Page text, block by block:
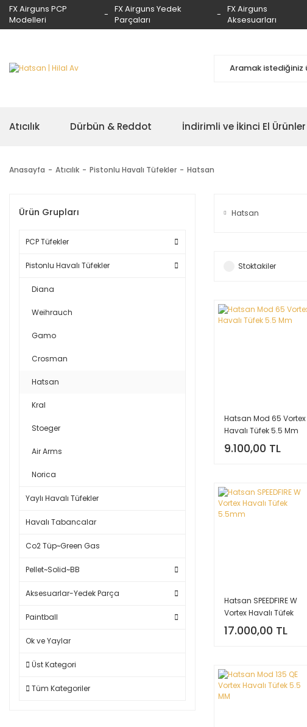
FX Airguns PCP
Modelleri
FX Airguns Yedek
Parçaları
FX Airguns
Aksesuarları
Atıcılık Dürbün & Reddot İndirimli ve İkinci El Ürünler
Anasayfa Atıcılık Pistonlu Havalı Tüfekler Hatsan
Ürün Grupları
PCP Tüfekler
Pistonlu Havalı Tüfekler
Diana
Weihrauch
Gamo
Crosman
Hatsan
Kral
Stoeger
Air Arms
Norica
Yaylı Havalı Tüfekler
Havalı Tabancalar
Co2 Tüp~Green Gas
Pellet~Solid~BB
Aksesuarlar-Yedek Parça
Paintball
Ok ve Yaylar
Üst Kategori
Tüm Kategoriler
Hatsan
Stoktakiler
Hatsan Mod 65 Vortex
Havalı Tüfek 5.5 Mm
9.100,00 TL
Hatsan SPEEDFIRE W
Vortex Havalı Tüfek
5.5mm
17.000,00 TL